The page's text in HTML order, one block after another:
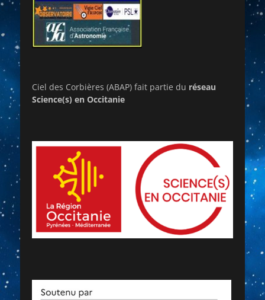
Ciel des Corbières (ABAP) fait partie du réseau
Science(s) en Occitanie